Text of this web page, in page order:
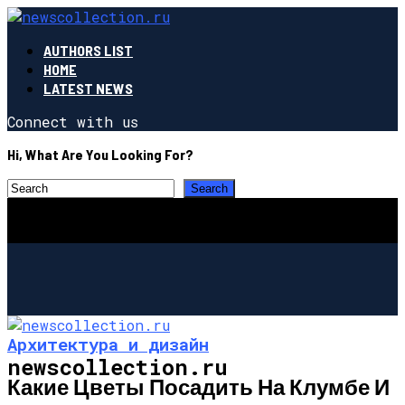
AUTHORS LIST
HOME
LATEST NEWS
Connect with us
Hi, What Are You Looking For?
newscollection.ru
Архитектура и дизайн
Какие Цветы Посадить На Клумбе И